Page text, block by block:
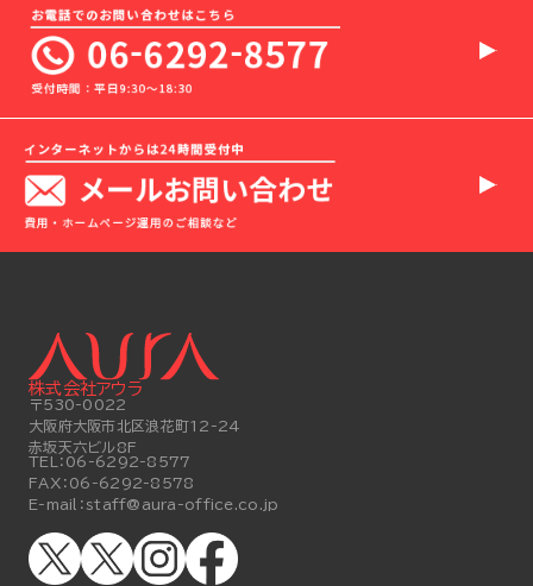
株式会社アウラ
〒530-0022
大阪府大阪市北区浪花町12-24
赤坂天六ビル8F
TEL： 06-6292-8577
FAX： 06-6292-8578
E-mail： staff@aura-office.co.jp